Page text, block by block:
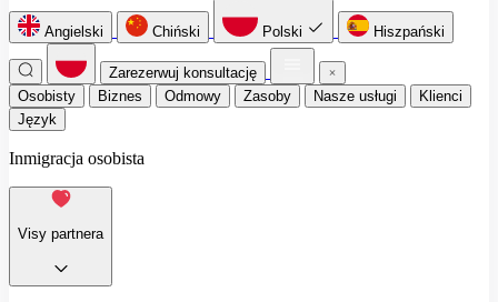
Angielski Chiński Polski Hiszpański
Zarezerwuj konsultację
Osobisty
Biznes Odmowy Zasoby Nasze usługi
Klienci
Język
Inmigracja osobista
Visy partnera